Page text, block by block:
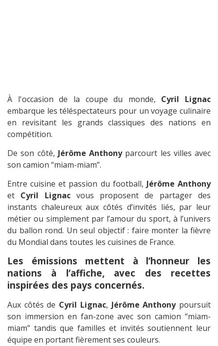
À l'occasion de la coupe du monde, Cyril Lignac
embarque les téléspectateurs pour un voyage culinaire
en revisitant les grands classiques des nations en
compétition.
De son côté, Jérôme Anthonyparcourt les villes avec
son camion “miam-miam”.
Entre cuisine et passion du football, Jérôme Anthony
et Cyril Lignacvous proposent de partager des
instants chaleureux aux côtés d’invités liés, par leur
métier ou simplement par l’amour du sport, à l’univers
du ballon rond. Un seul objectif : faire monter la fièvre
du Mondial dans toutes les cuisines de France.
Les émissions mettent à l’honneur les
nations à l’affiche, avec des recettes
inspirées des pays concernés.
Aux côtés de Cyril Lignac, Jérôme Anthonypoursuit
son immersion en fan-zone avec son camion “miam-
miam” tandis que familles et invités soutiennent leur
équipe en portant fièrement ses couleurs.